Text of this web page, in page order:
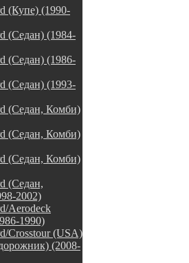
(Купе) (1990-
(Седан) (1984-
(Седан) (1986-
(Седан) (1993-
(Седан, Комби)
(Седан, Комби)
(Седан, Комби)
(Седан,
2002)
Aerodeck
1990)
Crosstour (USA)
(2008-